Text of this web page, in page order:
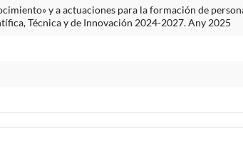
y a actuaciones para la formación de
Técnica y de Innovación 2024-2027. Any 2025